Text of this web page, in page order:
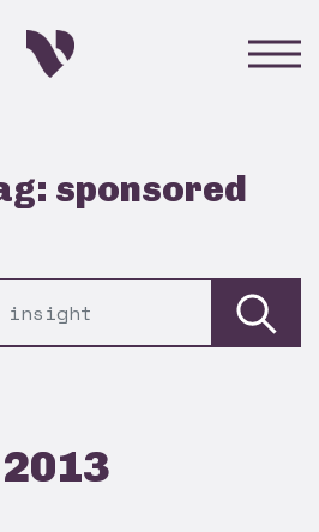
sponsored